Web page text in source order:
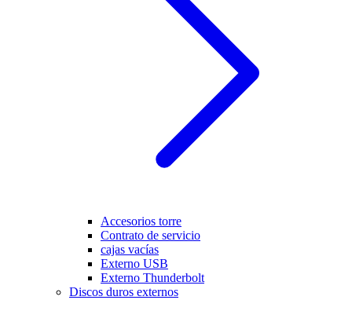
Accesorios torre
Contrato de servicio
cajas vacías
Externo USB
Externo Thunderbolt
Discos duros externos